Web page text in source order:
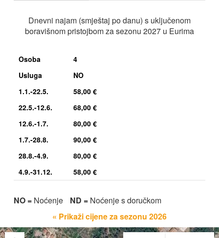
Dnevni najam (smještaj po danu) s uključenom
boravišnom pristojbom za sezonu 2027 u Eurima
Osoba
4
Usluga
NO
1.1.-22.5.
58,00 €
22.5.-12.6.
68,00 €
12.6.-1.7.
80,00 €
1.7.-28.8.
90,00 €
28.8.-4.9.
80,00 €
4.9.-31.12.
58,00 €
NO = Noćenje ND = Noćenje s doručkom
« Prikaži cijene za sezonu 2026